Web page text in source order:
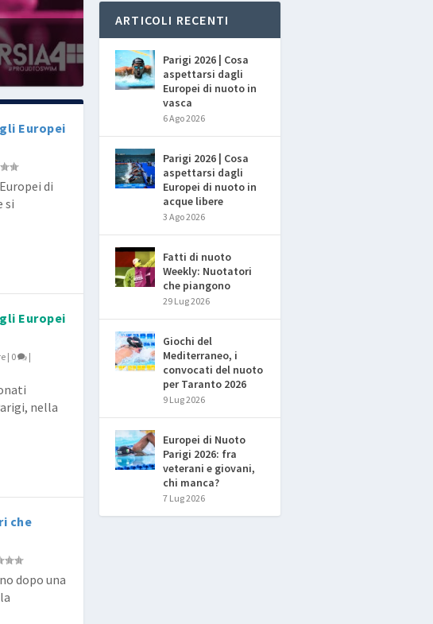
Europei
di
si
Europei
| 0 |
nella
che
dopo una
ARTICOLI RECENTI
Parigi 2026 | Cosa
aspettarsi dagli
Europei di nuoto in
vasca
6 Ago 2026
Parigi 2026 | Cosa
aspettarsi dagli
Europei di nuoto in
acque libere
3 Ago 2026
Fatti di nuoto
Weekly: Nuotatori
che piangono
29 Lug 2026
Giochi del
Mediterraneo, i
convocati del nuoto
per Taranto 2026
9 Lug 2026
Europei di Nuoto
Parigi 2026: fra
veterani e giovani,
chi manca?
7 Lug 2026